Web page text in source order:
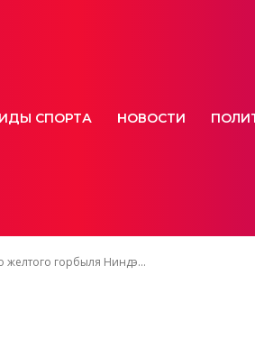
СПОРТА НОВОСТИ
горбыля Ниндэ...